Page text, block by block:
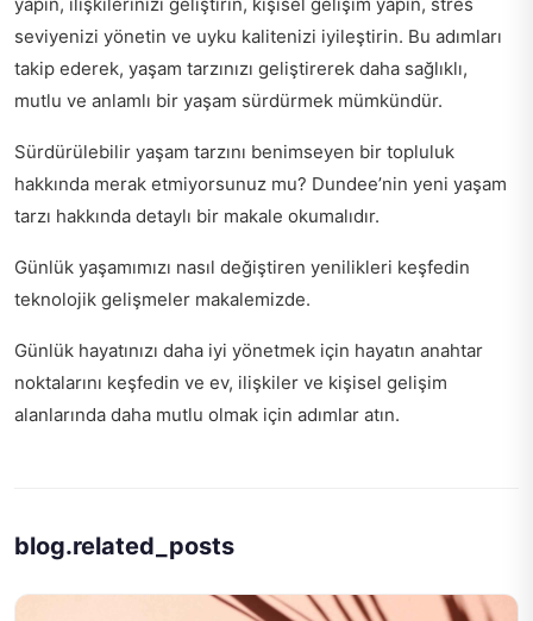
yapın, ilişkilerinizi geliştirin, kişisel gelişim yapın, stres
seviyenizi yönetin ve uyku kalitenizi iyileştirin. Bu adımları
takip ederek, yaşam tarzınızı geliştirerek daha sağlıklı,
mutlu ve anlamlı bir yaşam sürdürmek mümkündür.
Sürdürülebilir yaşam tarzını benimseyen bir topluluk
hakkında merak etmiyorsunuz mu? Dundee’nin yeni yaşam
tarzı hakkında detaylı bir makale okumalıdır.
Günlük yaşamımızı nasıl değiştiren yenilikleri keşfedin
teknolojik gelişmeler makalemizde.
Günlük hayatınızı daha iyi yönetmek için hayatın anahtar
noktalarını keşfedin ve ev, ilişkiler ve kişisel gelişim
alanlarında daha mutlu olmak için adımlar atın.
blog.related_posts